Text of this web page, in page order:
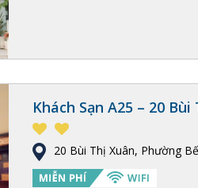
Khách Sạn A25 – 20 Bùi
20 Bùi Thị Xuân, Phường